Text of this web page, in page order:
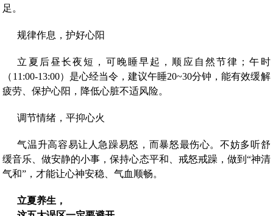
足。
规律作息，护好心阳
立夏后昼长夜短，可晚睡早起，顺应自然节律；午时
（11:00-13:00）是心经当令，建议午睡20~30分钟，能有效缓解
疲劳、保护心阳，降低心脏不适风险。
调节情绪，平抑心火
气温升高容易让人急躁易怒，而暴怒最伤心。不妨多听舒
缓音乐、做安静的小事，保持心态平和、戒怒戒躁，做到“神清
气和”，才能让心神安稳、气血顺畅。
立夏养生，